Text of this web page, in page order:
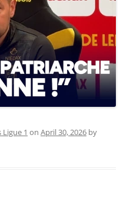
1 on April 30, 2026 by